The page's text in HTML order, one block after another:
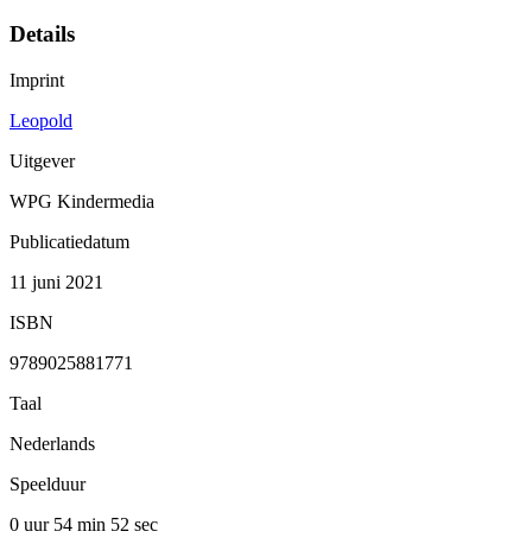
Details
Imprint
Leopold
Uitgever
WPG Kindermedia
Publicatiedatum
11 juni 2021
ISBN
9789025881771
Taal
Nederlands
Speelduur
0 uur 54 min 52 sec